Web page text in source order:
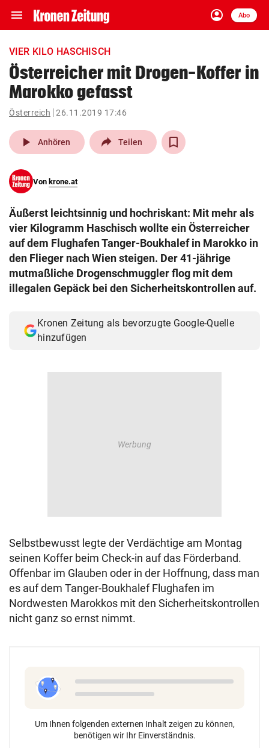
menu Navigation
ein-/ausklappen
account_circle
Anmelden
Abo
close Schließen
account_circle Anmelden
pin_drop
Wien arrow_right
search
eingeben
© Krone Multimedia GmbH & Co KG 2026
Muthgasse 2, 1190 Wien
VIER KILO HASCHISCH
Österreicher mit Drogen-Koffer in
Marokko gefasst
Österreich 26.11.2019 17:46
play_arrow Anhören Teilen
Von krone.at
Äußerst leichtsinnig und hochriskant: Mit mehr als
vier Kilogramm Haschisch wollte ein Österreicher
auf dem Flughafen Tanger-Boukhalef in Marokko in
den Flieger nach Wien steigen. Der 41-jährige
mutmaßliche Drogenschmuggler flog mit dem
illegalen Gepäck bei den Sicherheitskontrollen auf.
Kronen Zeitung als bevorzugte Google-Quelle
hinzufügen
Selbstbewusst legte der Verdächtige am Montag
seinen Koffer beim Check-in auf das Förderband.
Offenbar im Glauben oder in der Hoffnung, dass man
es auf dem Tanger-Boukhalef Flughafen im
Nordwesten Marokkos mit den Sicherheitskontrollen
nicht ganz so ernst nimmt.
Um Ihnen folgenden externen Inhalt zeigen zu können,
benötigen wir Ihr Einverständnis.